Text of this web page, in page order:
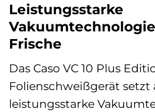
Leistungsstarke
Frische
Das Caso VC 10 Plus
Folienschweißgerät setzt
leistungsstarke